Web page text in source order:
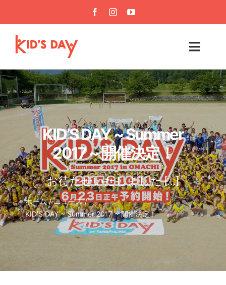
to
content
HOME
ABOUT
EVENTS
NEWS
TAKE PART
KID’S DAY ~ Summer
2017 ~ 開催決定！
お待たせいたしました [...]
ホーム
ニュース
KID’S DAY ~ Summer 2017 ~ 開催決定！